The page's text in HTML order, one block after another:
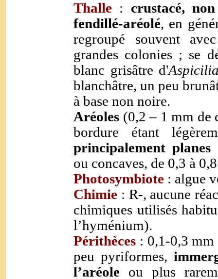
Thalle : crustacé,
fendillé-aréolé, en
regroupé souvent
grandes colonies ; se
blanc grisâtre d'
blanchâtre, un peu
à base non noire.
Aréoles (0,2 – 1 mm de
bordure étant
principalement planes
ou concaves, de 0,3 à
Photosymbiote : algue
Chimie : R-, aucune
chimiques utilisés
l’hyménium).
Périthèces : 0,1-0,3 mm
peu pyriformes,
l’aréole ou plus